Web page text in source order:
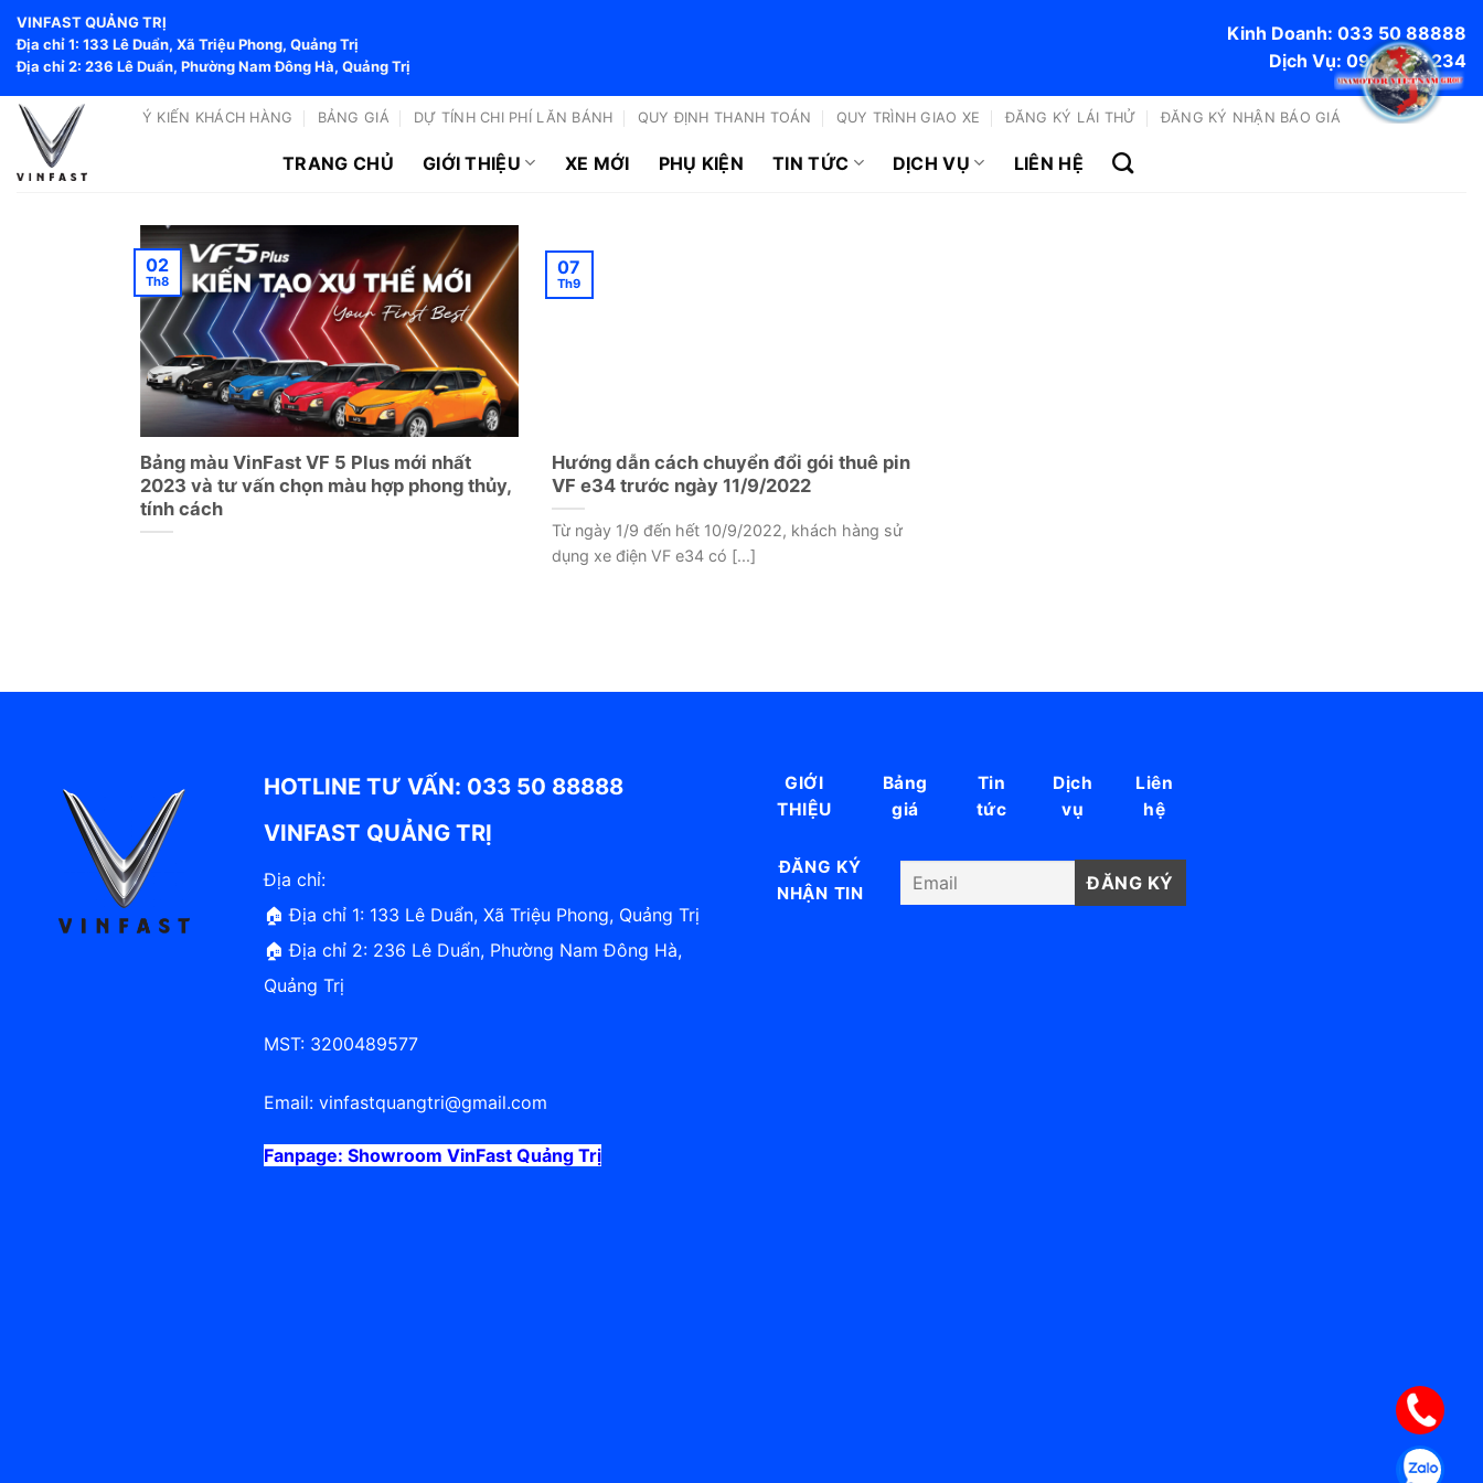
Bỏ
qua
nội
dung
VINFAST QUẢNG TRỊ
Địa chỉ 1: 133 Lê Duẩn, Xã Triệu Phong, Quảng Trị
Địa chỉ 2: 236 Lê Duẩn, Phường Nam Đông Hà, Quảng Trị
Kinh Doanh: 033 50 88888
Dịch Vụ: 0915 170 234
Ý KIẾN KHÁCH HÀNG BẢNG GIÁ DỰ TÍNH CHI PHÍ LĂN BÁNH QUY ĐỊNH THANH TOÁN QUY TRÌNH GIAO XE ĐĂNG KÝ LÁI THỬ ĐĂNG KÝ NHẬN BÁO GIÁ
TRANG CHỦ GIỚI THIỆU XE MỚI PHỤ KIỆN TIN TỨC DỊCH VỤ LIÊN HỆ
Bảng màu VinFast VF 5 Plus mới nhất
2023 và tư vấn chọn màu hợp phong thủy,
tính cách
02
Th8
Hướng dẫn cách chuyển đổi gói thuê pin
VF e34 trước ngày 11/9/2022
Từ ngày 1/9 đến hết 10/9/2022, khách hàng sử
dụng xe điện VF e34 có [...]
07
Th9
HOTLINE TƯ VẤN: 033 50 88888
VINFAST QUẢNG TRỊ
Địa chỉ:
🏠 Địa chỉ 1: 133 Lê Duẩn, Xã Triệu Phong, Quảng Trị
🏠 Địa chỉ 2: 236 Lê Duẩn, Phường Nam Đông Hà,
Quảng Trị
MST: 3200489577
Email: vinfastquangtri@gmail.com
Fanpage: Showroom VinFast Quảng Trị
GIỚI
THIỆU
Bảng
giá
Tin
tức
Dịch
vụ
Liên
hệ
ĐĂNG KÝ
NHẬN TIN